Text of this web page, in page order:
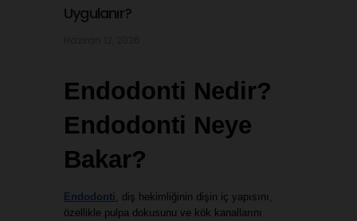
Uygulanır?
Endodonti Nedir?
Endodonti Neye
Bakar?
Endodonti , diş hekimliğinin dişin iç yapısını,
özellikle pulpa dokusunu ve kök kanallarını